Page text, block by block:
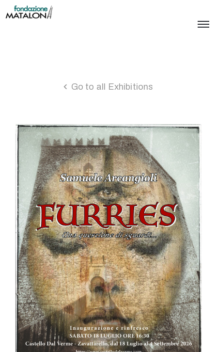
Go to all Exhibitions